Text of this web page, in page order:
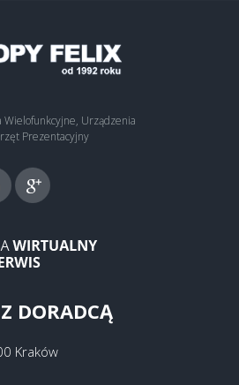
Urządzenia
Prezentacyjny
DORADCĄ
Kraków